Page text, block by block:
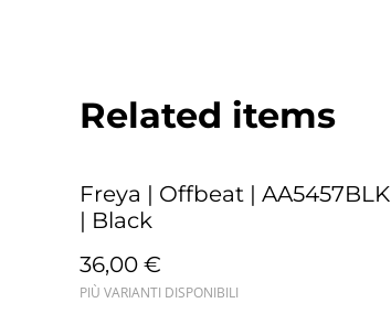
Related items
Freya | Offbeat | AA5457BLK
| Black
36,00 €
PIÙ VARIANTI DISPONIBILI